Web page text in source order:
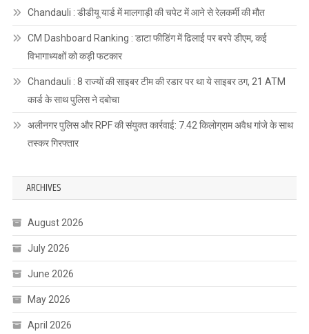
Chandauli : डीडीयू यार्ड में मालगाड़ी की चपेट में आने से रेलकर्मी की मौत
CM Dashboard Ranking : डाटा फीडिंग में ढिलाई पर बरपे डीएम, कई
विभागाध्यक्षों को कड़ी फटकार
Chandauli : 8 राज्यों की साइबर टीम की रडार पर था ये साइबर ठग, 21 ATM
कार्ड के साथ पुलिस ने दबोचा
अलीनगर पुलिस और RPF की संयुक्त कार्रवाई: 7.42 किलोग्राम अवैध गांजे के साथ
तस्कर गिरफ्तार
ARCHIVES
August 2026
July 2026
June 2026
May 2026
April 2026